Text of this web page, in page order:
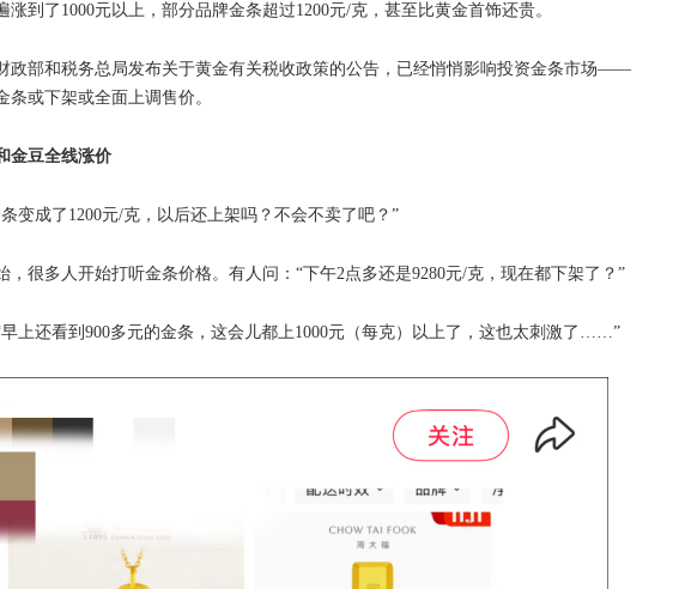
涨到了1000元以上，部分品牌金条超过1200元/克，甚至比黄金首饰还贵。
政部和税务总局发布关于黄金有关税收政策的公告，已经悄悄影响投资金条市场——
条或下架或全面上调售价。
金豆全线涨价
变成了1200元/克，以后还上架吗？不会不卖了吧？”
，很多人开始打听金条价格。有人问：“下午2点多还是9280元/克，现在都下架了？”
上还看到900多元的金条，这会儿都上1000元（每克）以上了，这也太刺激了……”